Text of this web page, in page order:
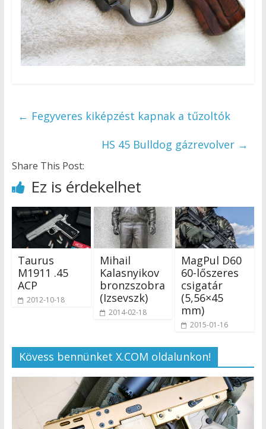
← Fegyveres kiképzést kapnak a tűzoltók
HS 45 Bulldog gázrevolver →
Share This Post:
Ez is érdekelhet
Taurus
M1911 .45
ACP
2012-10-18
Mihail
Kalasnyikov
bronzszobra
(Izsevszk)
2014-02-18
MagPul D60
60-lőszeres
csigatár
(5,56×45
mm)
2015-01-16
Kövess bennünket X.COM oldalunkon!